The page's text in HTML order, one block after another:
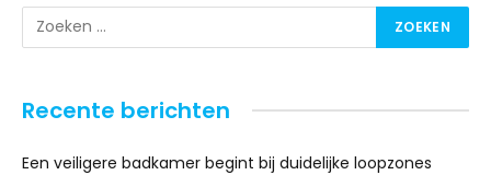
Recente berichten
Een veiligere badkamer begint bij duidelijke loopzones